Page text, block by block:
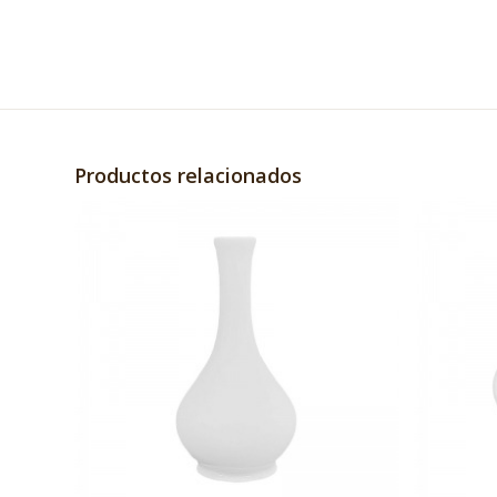
Productos relacionados